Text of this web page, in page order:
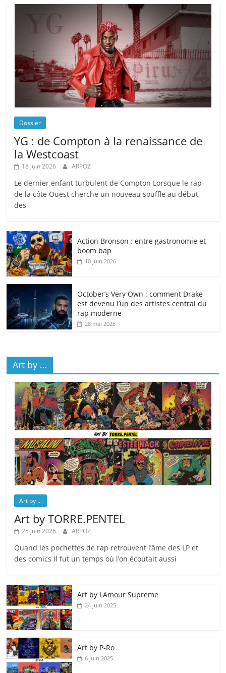
Dossier
YG : de Compton à la renaissance de
la Westcoast
18 juin 2026 ARPOZ
Le dernier enfant turbulent de Compton Lorsque le rap
de la côte Ouest cherche un nouveau souffle au début
des
Action Bronson : entre gastronomie et
boom bap
10 juin 2026
October’s Very Own : comment Drake
est devenu l’un des artistes central du
rap moderne
28 mai 2026
Art by …
Art by ...
Art by TORRE.PENTEL
25 juin 2026 ARPOZ
Quand les pochettes de rap retrouvent l’âme des LP et
des comics Il fut un temps où l’on écoutait aussi
Art by LAmour Supreme
24 juin 2025
Art by P‑Ro
6 juin 2025